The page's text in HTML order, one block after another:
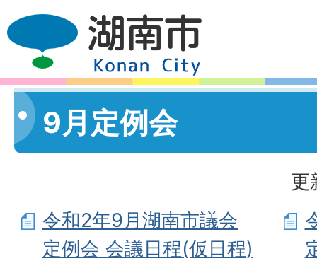
9月定例会
更
令和2年9月湖南市議会
定例会 会議日程(仮日程)